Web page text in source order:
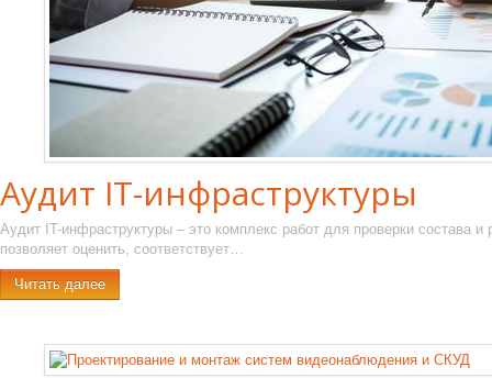
Аудит IT-инфраструктуры
Аудит IT-инфраструктуры – это комплекс работ для проверки состава
позволяет оценить, соответствует…
Читать далее